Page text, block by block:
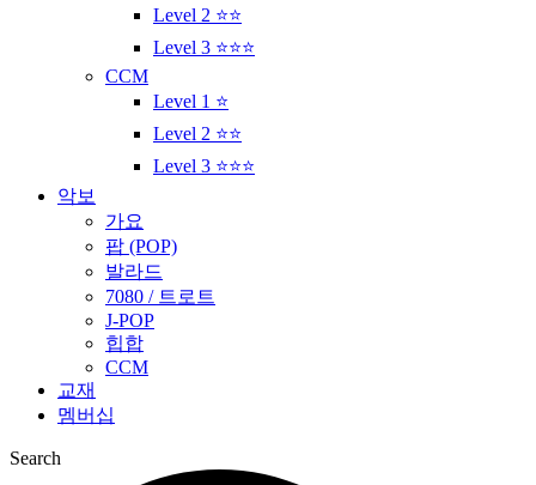
Level 2 ⭐⭐
Level 3 ⭐⭐⭐
CCM
Level 1 ⭐
Level 2 ⭐⭐
Level 3 ⭐⭐⭐
악보
가요
팝 (POP)
발라드
7080 / 트로트
J-POP
힙합
CCM
교재
멤버십
Search